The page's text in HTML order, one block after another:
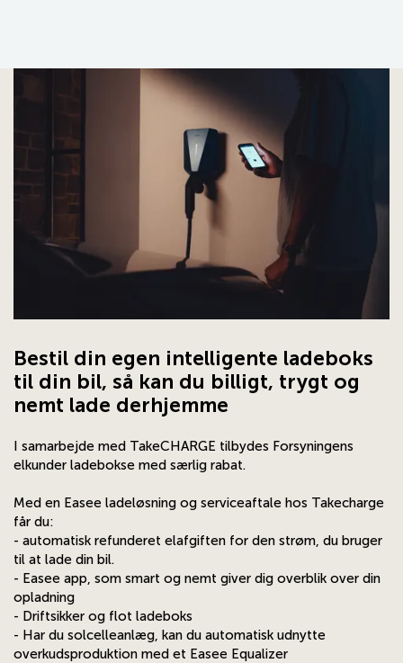
Bestil din egen intelligente ladeboks
til din bil, så kan du billigt, trygt og
nemt lade derhjemme
I samarbejde med TakeCHARGE tilbydes Forsyningens
elkunder ladebokse med særlig rabat.
Med en Easee ladeløsning og serviceaftale hos Takecharge
får du:
- automatisk refunderet elafgiften for den strøm, du bruger
til at lade din bil.
- Easee app, som smart og nemt giver dig overblik over din
opladning
- Driftsikker og flot ladeboks
- Har du solcelleanlæg, kan du automatisk udnytte
overkudsproduktion med et Easee Equalizer